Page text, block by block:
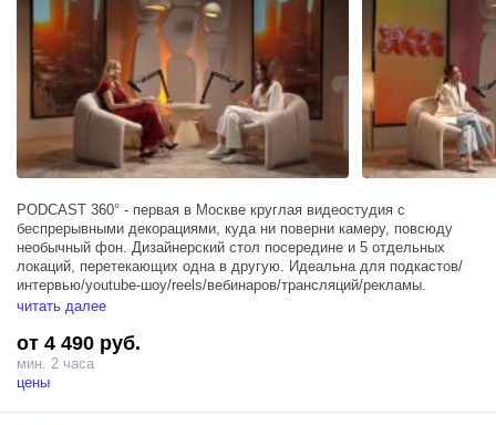
PODCAST 360° - первая в Москве круглая видеостудия с
беспрерывными декорациями, куда ни поверни камеру, повсюду
необычный фон. Дизайнерский стол посередине и 5 отдельных
локаций, перетекающих одна в другую. Идеальна для подкастов/
интервью/youtube-шоу/reels/вебинаров/трансляций/рекламы.
всюду неповторимые декорации, которые ты точно нигде не
встречал
можем поставить стол на большее количество человек)
читать далее
от 4 490 руб.
мин. 2 часа
цены